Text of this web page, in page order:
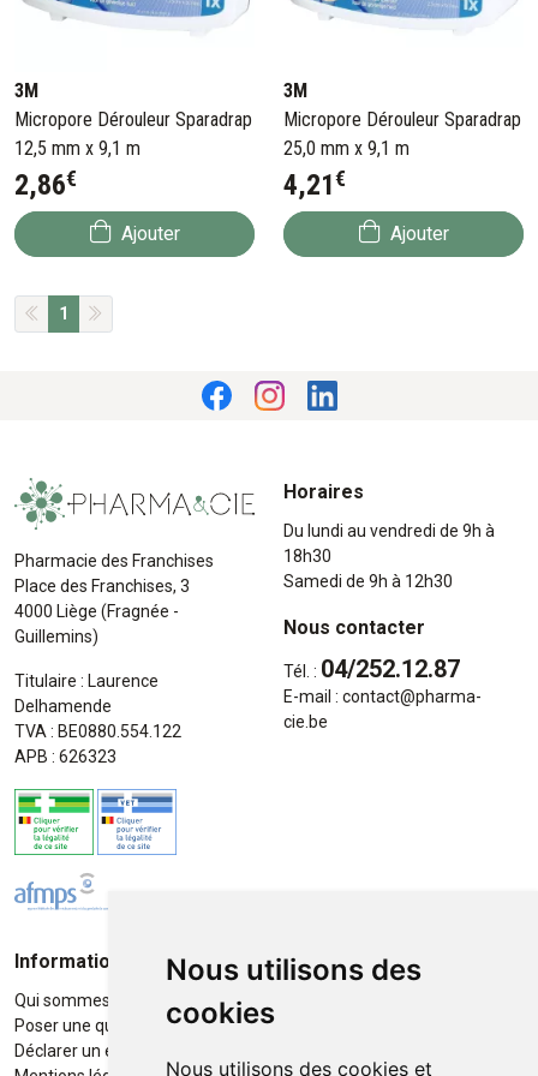
Nous utilisons des
cookies
Nous utilisons des cookies et
3M
Micropore Dérouleur Sparadrap
12,5 mm x 9,1 m
2,86€
Ajouter
3M
Micropore Dérouleur Sparadrap
25,0 mm x 9,1 m
4,21€
Ajouter
1
Pharmacie des Franchises
Place des Franchises, 3
4000 Liège (Fragnée -
Guillemins)
Titulaire : Laurence
Delhamende
TVA : BE0880.554.122
APB : 626323
Horaires
Du lundi au vendredi de 9h à
18h30
Samedi de 9h à 12h30
Nous contacter
Tél. : 04/252.12.87
E-mail : contact@pharma-
cie.be
Informations
Qui sommes-nous ?
Poser une question
Déclarer un effet indésirable
Moyens de paiement